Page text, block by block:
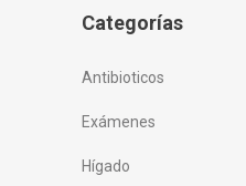
Categorías
Antibioticos
Exámenes
Hígado